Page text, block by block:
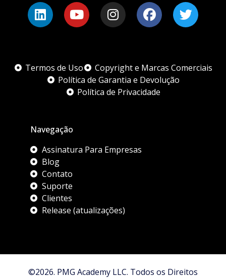
Termos de Uso
Copyright e Marcas Comerciais
Política de Garantia e Devolução
Política de Privacidade
Navegação
Assinatura Para Empresas
Blog
Contato
Suporte
Clientes
Release (atualizações)
©2026. PMG Academy LLC. Todos os Direitos